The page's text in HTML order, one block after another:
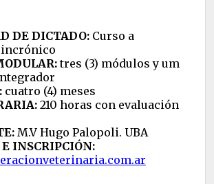
DE DICTADO: Curso a
tres (3) módulos y um
cuatro (4) meses
210 horas con evaluación
M.V Hugo Palopoli. UBA
INSCRIPCIÓN: